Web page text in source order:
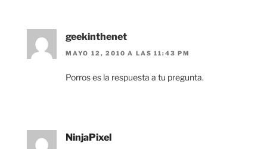
geekinthenet
MAYO 12, 2010 A LAS 11:43 PM
Porros es la respuesta a tu pregunta.
NinjaPixel